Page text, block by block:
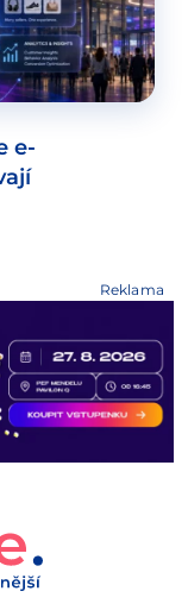
e-
Reklama